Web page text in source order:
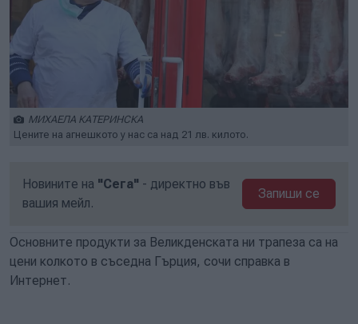
МИХАЕЛА КАТЕРИНСКА
Цените на агнешкото у нас са над 21 лв. килото.
Новините на "Сега" - директно във
вашия мейл.
Запиши се
Основните продукти за Великденската ни трапеза са на
цени колкото в съседна Гърция, сочи справка в
Интернет.